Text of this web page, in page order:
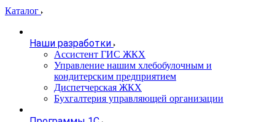
Каталог
Наши разработки
Ассистент ГИС ЖКХ
Управление нашим хлебобулочным и
кондитерским предприятием
Диспетчерская ЖКХ
Бухгалтерия управляющей организации